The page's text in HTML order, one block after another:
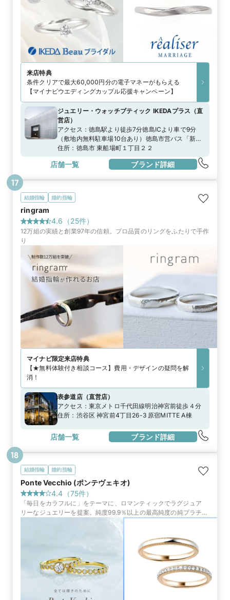
来店特典
条件クリアで最大60,000円分の電子マネーがもらえる
【マイナビウエディングカップル応援キャンペーン】
ジュエリー・ウォッチブティック IKEDAプラス （直
営店）
アクセス： 徳島駅より徒歩7分徳島ICより車で9分
（敷地内無料駐車場10台あり）徳島市営バス「新
町」より徒歩1分
住所： 徳島市 東船場町１丁目２２
店舗一覧 ブランド詳細
結婚指輪 婚約指輪
ringram
4.6 （25件）
12万組の実績と創業97年の信頼。プロ品質のリングをふたりで手作
り
マイナビ限定来店特典
【★無料体験付き相談コース】費用・デザインの疑問を解
消！
表参道店（直営店）
アクセス： 東京メトロ千代田線明治神宮前徒歩４分
住所： 渋谷区 神宮前4丁目26-3 原宿MITTE A棟
店舗一覧 ブランド詳細
17
結婚指輪 婚約指輪
Ponte Vecchio (ポンテヴェキオ)
4.4 （75件）
「毎日をカラフルに」をテーマに、ロマンティックでラグジュア
リーなジュエリーを提案。純度99.9％以上の最高純度の純プラチナ
で作られたリングをはじめ、タイムレスな輝きを放つリングがふた
18